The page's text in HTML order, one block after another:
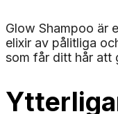
Glow Shampoo är
elixir av pålitliga
som får ditt hår att